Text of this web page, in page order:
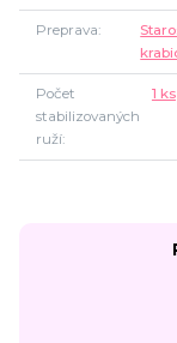
Preprava
Počet
stabilizovaných
ruží
1 ks